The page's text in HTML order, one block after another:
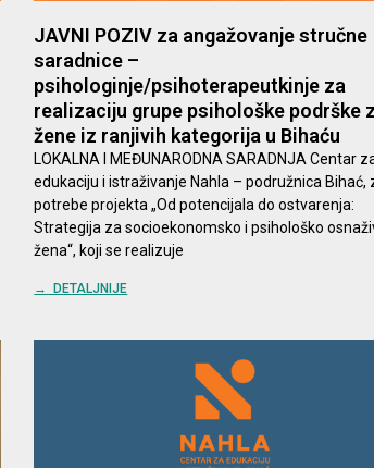
JAVNI POZIV za angažovanje stručne
saradnice –
psihologinje/psihoterapeutkinje za
realizaciju grupe psihološke podrške
žene iz ranjivih kategorija u Bihaću
LOKALNA I MEĐUNARODNA SARADNJA Centar
edukaciju i istraživanje Nahla – podružnica Bihać,
potrebe projekta „Od potencijala do ostvarenja:
Strategija za socioekonomsko i psihološko
žena“, koji se realizuje
→ DETALJNIJE